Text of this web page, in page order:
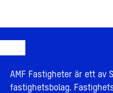
AMF Fastigheter är ett av
fastighetsbolag.